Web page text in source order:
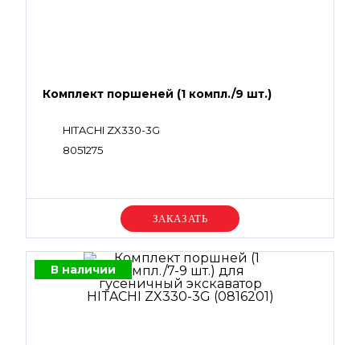
Комплект поршеней (1 компл./9 шт.)
HITACHI ZX330-3G
8051275
Уточняйте цену
В наличии